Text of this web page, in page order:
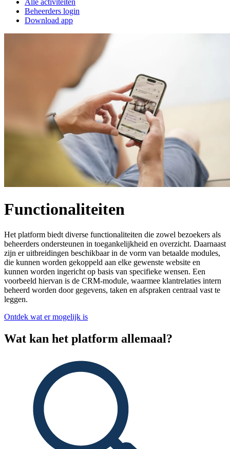
Alle activiteiten
Beheerders login
Download app
Functionaliteiten
Het platform biedt diverse functionaliteiten die zowel bezoekers als
beheerders ondersteunen in toegankelijkheid en overzicht. Daarnaast
zijn er uitbreidingen beschikbaar in de vorm van betaalde modules,
die kunnen worden gekoppeld aan elke gewenste website en
kunnen worden ingericht op basis van specifieke wensen. Een
voorbeeld hiervan is de CRM-module, waarmee klantrelaties intern
beheerd worden door gegevens, taken en afspraken centraal vast te
leggen.
Ontdek wat er mogelijk is
Wat kan het platform allemaal?